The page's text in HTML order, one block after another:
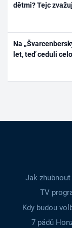
dětmi? Tejc
Na
let, teď ceduli
Jak zhubnout
TV
Kdy budou
7 pádů